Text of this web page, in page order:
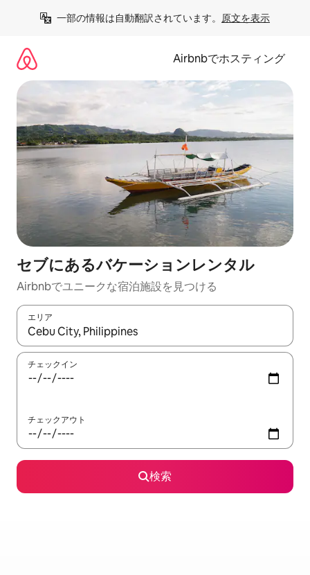
一部の情報は自動翻訳されています。 原文を表示
Airbnbでホスティング
セブにあるバケーションレンタル
Airbnbでユニークな宿泊施設を見つける
エリア
検索結果が表示されたら、上下の矢印キーを使って移動するか
チェックイン
チェックアウト
検索